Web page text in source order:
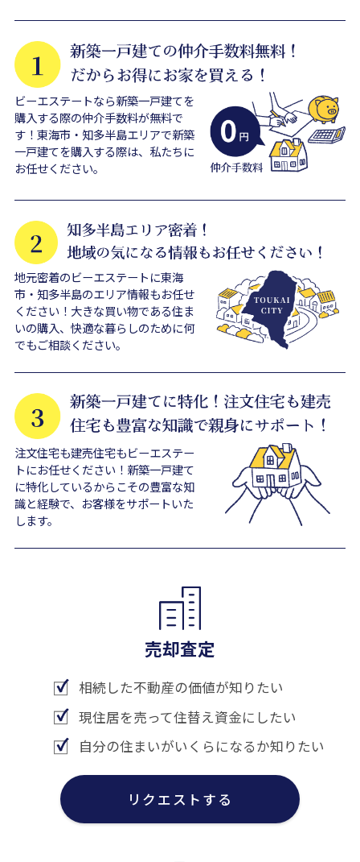
ビーエステートなら新築一戸建てを
購入する際の仲介手数料が無料で
す！東海市・知多半島エリアで新築
一戸建てを購入する際は、私たちに
お任せください。
地元密着のビーエステートに東海
市・知多半島のエリア情報もお任せ
ください！大きな買い物である住ま
いの購入、快適な暮らしのために何
でもご相談ください。
注文住宅も建売住宅もビーエステー
トにお任せください！新築一戸建て
に特化しているからこその豊富な知
識と経験で、お客様をサポートいた
します。
売却査定
相続した不動産の価値が知りたい
現住居を売って住替え資金にしたい
自分の住まいがいくらになるか知りたい
リクエストする